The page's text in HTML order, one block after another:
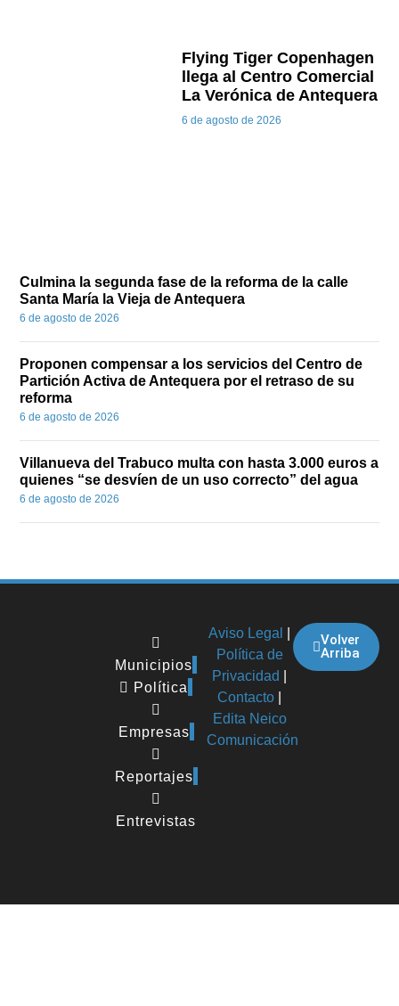
Flying Tiger Copenhagen
llega al Centro Comercial
La Verónica de Antequera
6 de agosto de 2026
Culmina la segunda fase de la reforma de la calle
Santa María la Vieja de Antequera
6 de agosto de 2026
Proponen compensar a los servicios del Centro de
Partición Activa de Antequera por el retraso de su
reforma
6 de agosto de 2026
Villanueva del Trabuco multa con hasta 3.000 euros a
quienes “se desvíen de un uso correcto” del agua
6 de agosto de 2026
Municipios
Política
Empresas
Reportajes
Entrevistas
Aviso Legal
Política de
Privacidad
Contacto
Edita Neico
Comunicación
Volver
Arriba